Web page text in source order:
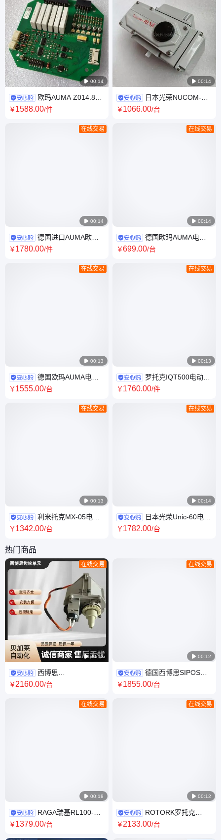
 00:14
欧玛AUMA Z014.815
电动执行器信号隔离板 铸铝
￥1588.00/件
 00:14
在线交易
德国进口AUMA欧玛
SA07.2-F07铸铝接触器
￥1780.00/件
 00:13
在线交易
德国欧玛AUMA电动
执行器SAR07.2 380V自动控制
￥1555.00/台
 00:13
在线交易
利米托克MX-05电动
执行器 主板 电源板 控制板
￥1342.00/台
 00:14
日本光荣NUCOM-
10NS角行程执行机构 IP65防护
￥1066.00/台
 00:14
在线交易
德国欧玛AUMA电动
执行器SA10.2 380V自动控制
￥699.00/台
 00:13
在线交易
罗托克IQT500电动执
行器IQ10F10B4 50HZ密封性
￥1760.00/件
 00:14
在线交易
日本光荣Unic-60电动
阀门装置 CT4防爆IP67防护 铸
￥1782.00/台
热门商品
 00:12
在线交易
西博思
2SA5010Z2SA5010系列01电
￥2160.00/台
 00:18
在线交易
RAGA瑞基RL100-
RLM-100RJ200电动执行器整
￥1379.00/台
 00:12
在线交易
德国西博思SIPOS电
子单元2SY5001-5PS00-4DG4
￥1855.00/台
 00:12
在线交易
ROTORK罗托克
IQT125电动执行机构产品 全国
￥2133.00/台